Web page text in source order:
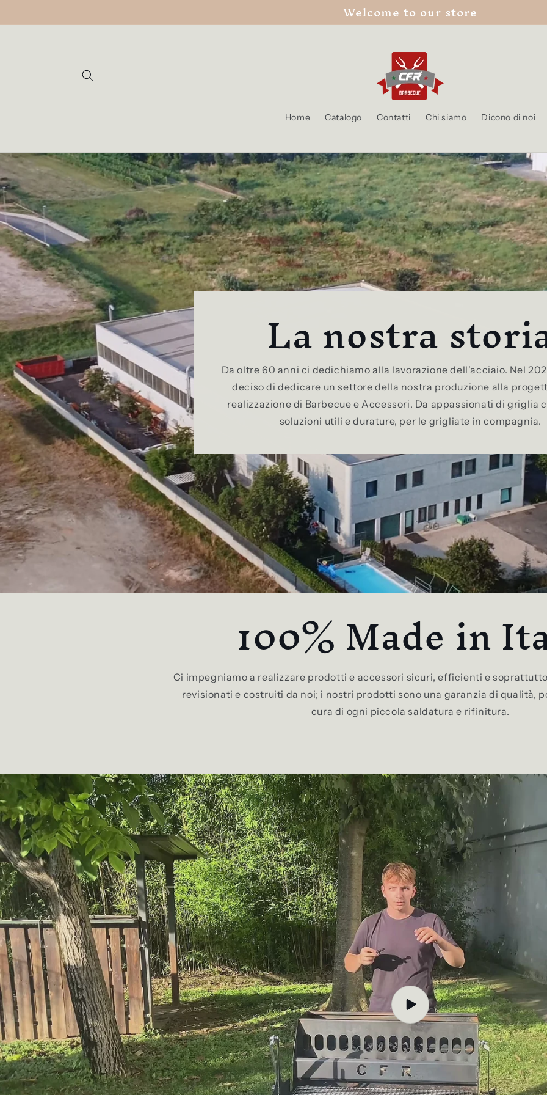
ai contenuti
Welcome to our store
Home Catalogo Contatti Chi siamo Dicono di noi
La nostra
Da oltre 60 anni ci dedichiamo alla lavorazione dell'acciaio. Nel
deciso di dedicare un settore della nostra produzione alla
realizzazione di Barbecue e Accessori. Da appassionati di griglia
soluzioni utili e durature, per le grigliate in compagnia.
100% Made in
Ci impegniamo a realizzare prodotti e accessori sicuri, efficienti e
revisionati e costruiti da noi; i nostri prodotti sono una garanzia di qualità,
cura di ogni piccola saldatura e rifinitura.